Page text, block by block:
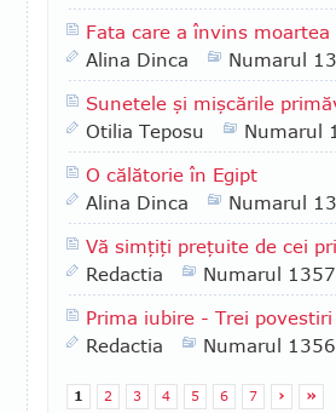
Fata care a învins
Alina Dinca
Numarul
Sunetele şi mişcările
Otilia Teposu
Numarul
O călătorie în Egipt
Alina Dinca
Numarul
Vă simţiţi preţuite de cei
Redactia
Numarul 1357
Prima iubire - Trei
Redactia
Numarul 1356
1 2 3 4 5 6 7 › »